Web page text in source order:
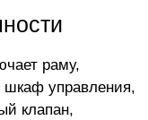
раму,
шкаф управления,
клапан,